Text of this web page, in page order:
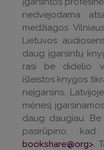
nedvejodama
medžiagos
Lietuvos
daug įgarsintų
rasi be didelio
išleistos knygos
neįgarsins.
mėnesį
daug daugiau.
pasirūpino, kad
bookshare@org>.